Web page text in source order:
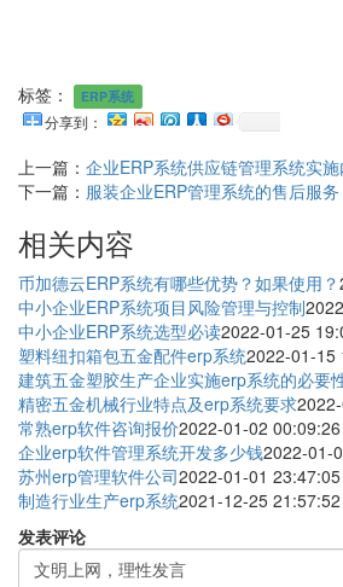
标签： ERP系统
分享到：
上一篇： 企业ERP系统供应链管理系统实
下一篇： 服装企业ERP管理系统的售后服务
相关内容
币加德云ERP系统有哪些优势？如果使用？
中小企业ERP系统项目风险管理与控制
中小企业ERP系统选型必读2022-01-25
塑料纽扣箱包五金配件erp系统2022-01-15
建筑五金塑胶生产企业实施erp系统的必要
精密五金机械行业特点及erp系统要求
常熟erp软件咨询报价2022-01-02 00:09:26
企业erp软件管理系统开发多少钱2022-01-
苏州erp管理软件公司2022-01-01 23:47:05
制造行业生产erp系统2021-12-25 21:57:52
发表评论